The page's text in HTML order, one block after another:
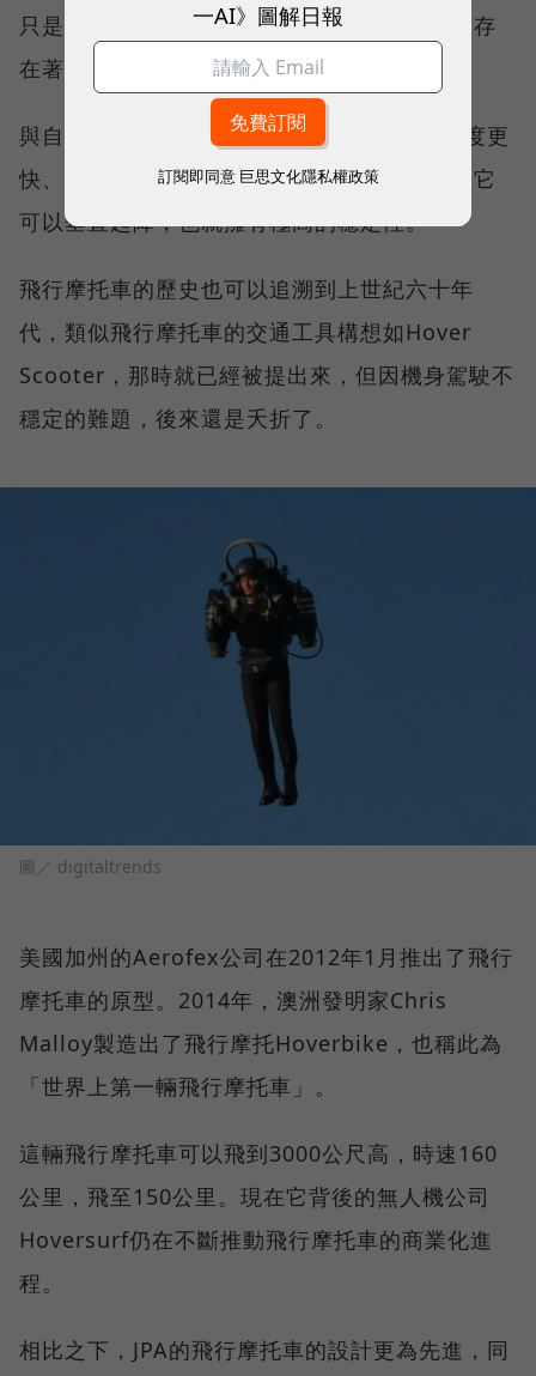
只是飛行背包太過「自由」的特性，終歸還是存
在著很大的安全隱患。
與自家的飛行背包相比，JPA的飛行摩托車速度更
快、載荷更重、起飛也更方便，更重要的是，它
可以垂直起降，也就擁有極高的穩定性。
飛行摩托車的歷史也可以追溯到上世紀六十年
代，類似飛行摩托車的交通工具構想如Hover
Scooter，那時就已經被提出來，但因機身駕駛不
穩定的難題，後來還是夭折了。
圖／ digitaltrends
美國加州的Aerofex公司在2012年1月推出了飛行
摩托車的原型。2014年，澳洲發明家Chris
Malloy製造出了飛行摩托Hoverbike，也稱此為
「世界上第一輛飛行摩托車」。
這輛飛行摩托車可以飛到3000公尺高，時速160
公里，飛至150公里。現在它背後的無人機公司
Hoversurf仍在不斷推動飛行摩托車的商業化進
程。
相比之下，JPA的飛行摩托車的設計更為先進，同
一AI》圖解日報
訂閱即同意 巨思文化隱私權政策